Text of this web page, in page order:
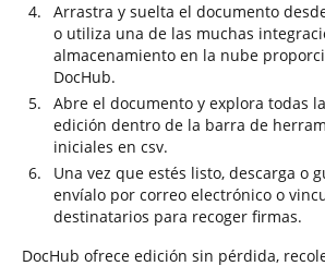
Arrastra y suelta el documento
o utiliza una de las muchas
almacenamiento en la nube
DocHub.
Abre el documento y explora todas
edición dentro de la barra de
iniciales en csv.
Una vez que estés listo, descarga o
envíalo por correo electrónico o
destinatarios para recoger firmas.
DocHub ofrece edición sin pérdida,